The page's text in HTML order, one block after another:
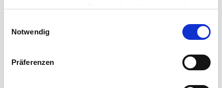
haben oder die sie im Rahmen Ihrer Nutzung der Dienste
Notwendig
Präferenzen